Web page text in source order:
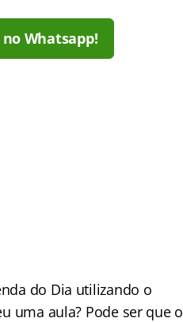
Whatsapp!
do Dia utilizando o
uma aula? Pode ser que o